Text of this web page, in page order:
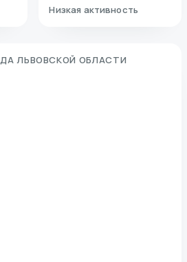
Низкая активность
ЛЬВОВСКОЙ ОБЛАСТИ